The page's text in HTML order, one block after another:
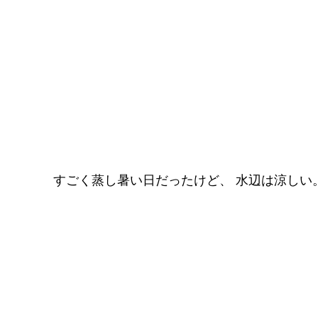
すごく蒸し暑い日だったけど、 水辺は涼しい